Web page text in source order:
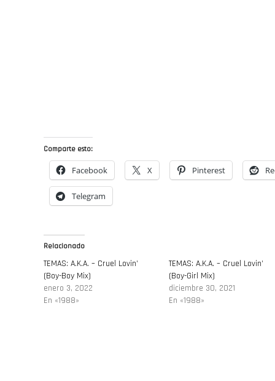
Comparte esto:
Facebook X Pinterest
Telegram
Relacionado
TEMAS: A.K.A. – Cruel Lovin’
(Boy-Boy Mix)
enero 3, 2022
En «1988»
TEMAS: A.K.A. – Cruel Lovin’
(Boy-Girl Mix)
diciembre 30, 2021
En «1988»